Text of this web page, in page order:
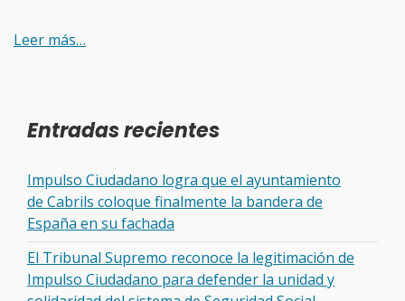
Leer más…
Entradas recientes
Impulso Ciudadano logra que el ayuntamiento
de Cabrils coloque finalmente la bandera de
España en su fachada
El Tribunal Supremo reconoce la legitimación de
Impulso Ciudadano para defender la unidad y